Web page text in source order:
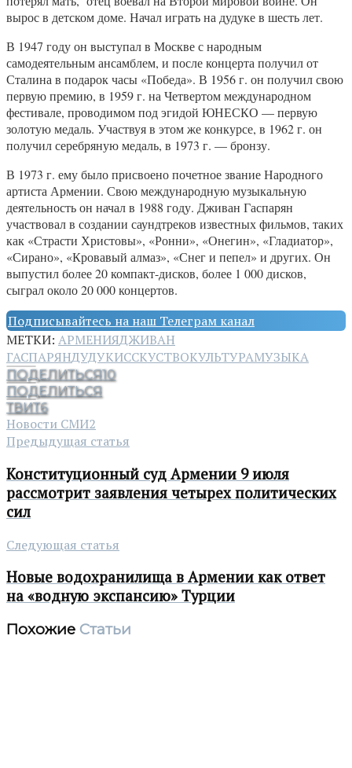
вырос в детском доме. Начал играть на дудуке в шесть лет.
В 1947 году он выступал в Москве с народным
самодеятельным ансамблем, и после концерта получил от
Сталина в подарок часы «Победа». В 1956 г. он получил свою
первую премию, в 1959 г. на Четвертом международном
фестивале, проводимом под эгидой ЮНЕСКО — первую
золотую медаль. Участвуя в этом же конкурсе, в 1962 г. он
получил серебряную медаль, в 1973 г. — бронзу.
В 1973 г. ему было присвоено почетное звание Народного
артиста Армении. Свою международную музыкальную
деятельность он начал в 1988 году. Дживан Гаспарян
участвовал в создании саундтреков известных фильмов, таких
как «Страсти Христовы», «Ронни», «Онегин», «Гладиатор»,
«Сирано», «Кровавый алмаз», «Снег и пепел» и других. Он
выпустил более 20 компакт-дисков, более 1 000 дисков,
сыграл около 20 000 концертов.
Подписывайтесь на наш Телеграм канал
МЕТКИ: АРМЕНИЯДЖИВАН
ГАСПАРЯНДУДУКИССКУСТВОКУЛЬТУРАМУЗЫКА
ПОДЕЛИТЬСЯ10
ПОДЕЛИТЬСЯ
ТВИТ6
Новости СМИ2
Предыдущая статья
Конституционный суд Армении 9 июля
рассмотрит заявления четырех политических
сил
Следующая статья
Новые водохранилища в Армении как ответ
на «водную экспансию» Турции
Похожие Статьи